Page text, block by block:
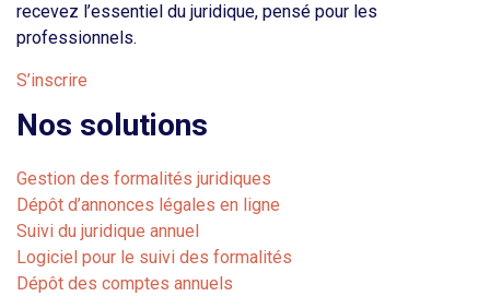
recevez l’essentiel du juridique, pensé pour les
professionnels.
S’inscrire
Nos solutions
Gestion des formalités juridiques
Dépôt d’annonces légales en ligne
Suivi du juridique annuel
Logiciel pour le suivi des formalités
Dépôt des comptes annuels